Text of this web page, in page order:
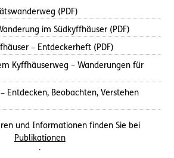
(PDF)
im Südkyffhäuser (PDF)
– Entdeckerheft (PDF)
Kyffhäuserweg – Wanderungen für
Entdecken, Beobachten, Verstehen
und Informationen finden Sie bei
Publikationen
.